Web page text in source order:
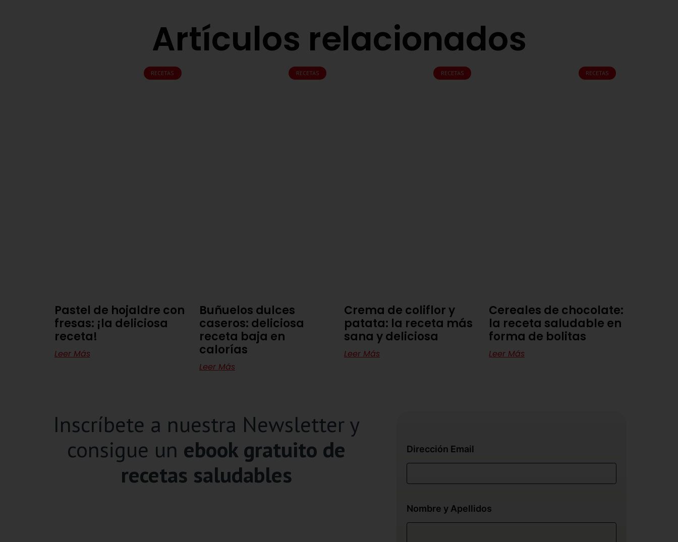
Artículos relacionados
RECETAS
Pastel de hojaldre con
fresas: ¡la deliciosa
receta!
Leer Más
RECETAS
Buñuelos dulces
caseros: deliciosa
receta baja en
calorías
Leer Más
RECETAS
Crema de coliflor y
patata: la receta más
sana y deliciosa
Leer Más
RECETAS
Cereales de chocolate:
la receta saludable en
forma de bolitas
Leer Más
Inscríbete a nuestra Newsletter y
consigue un ebook gratuito de
recetas saludables
Dirección Email
Nombre y Apellidos